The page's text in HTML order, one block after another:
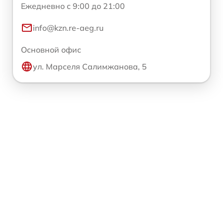
Ежедневно с 9:00 до 21:00
info@kzn.re-aeg.ru
Основной офис
ул. Марселя Салимжанова, 5